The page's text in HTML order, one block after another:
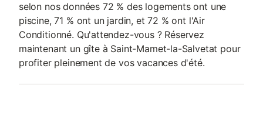
selon nos données 72 % des logements ont une
piscine, 71 % ont un jardin, et 72 % ont l'Air
Conditionné. Qu'attendez-vous ? Réservez
maintenant un gîte à Saint-Mamet-la-Salvetat pour
profiter pleinement de vos vacances d'été.